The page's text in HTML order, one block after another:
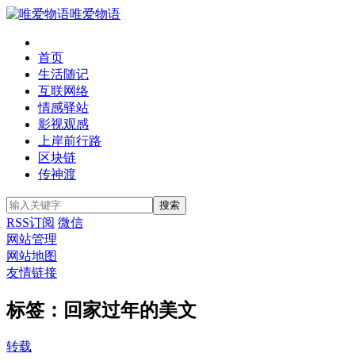
唯爱物语
首页
生活随记
互联网络
情感驿站
影视观感
上岸前行路
区块链
传神渡
RSS订阅 微信
网站管理
网站地图
友情链接
标签：回家过年的美文
转载